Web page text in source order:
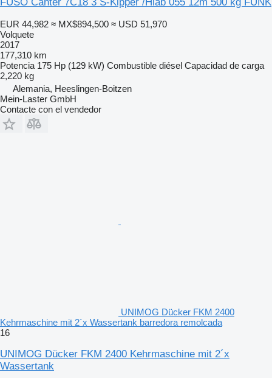
EUR 44,982 ≈ MX$894,500 ≈ USD 51,970
Volquete
2017
177,310 km
Potencia 175 Hp (129 kW) Combustible diésel Capacidad de carga
2,220 kg
Alemania, Heeslingen-Boitzen
Mein-Laster GmbH
Contacte con el vendedor
UNIMOG Dücker FKM 2400
Kehrmaschine mit 2´x Wassertank barredora remolcada
16
UNIMOG Dücker FKM 2400 Kehrmaschine mit 2´x
Wassertank